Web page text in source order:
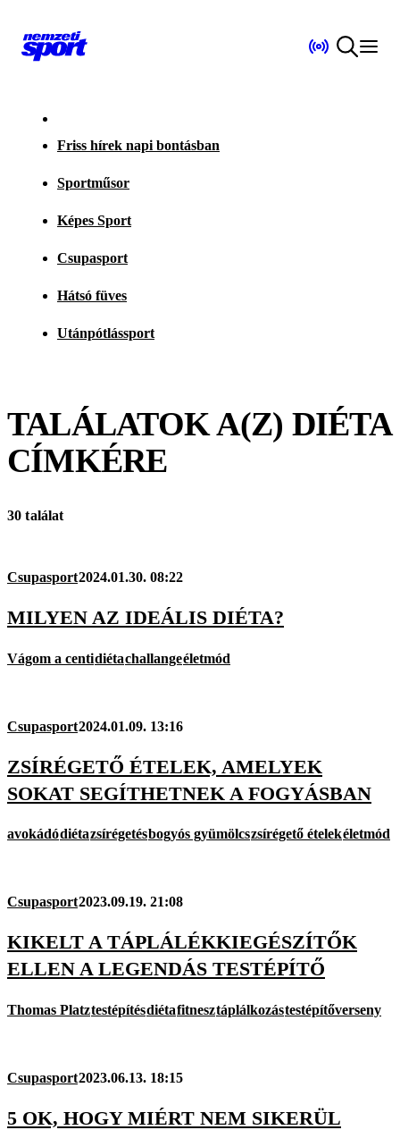
Friss hírek napi bontásban
Sportműsor
Képes Sport
Csupasport
Hátsó füves
Utánpótlássport
TALÁLATOK A(Z) DIÉTA
CÍMKÉRE
30 találat
Csupasport2024.01.30. 08:22
MILYEN AZ IDEÁLIS DIÉTA?
Vágom a centidiétachallangeéletmód
Csupasport2024.01.09. 13:16
ZSÍRÉGETŐ ÉTELEK, AMELYEK
SOKAT SEGÍTHETNEK A FOGYÁSBAN
avokádódiétazsírégetésbogyós gyümölcszsírégető ételekéletmód
Csupasport2023.09.19. 21:08
KIKELT A TÁPLÁLÉKKIEGÉSZÍTŐK
ELLEN A LEGENDÁS TESTÉPÍTŐ
Thomas Platztestépítésdiétafitnesztáplálkozástestépítőverseny
Csupasport2023.06.13. 18:15
5 OK, HOGY MIÉRT NEM SIKERÜL